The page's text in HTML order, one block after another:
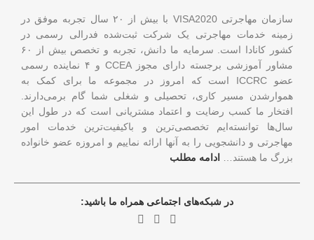
سازمان مهاجرتی VISA2020 با بیش از ۲۰ سال تجربه موفق در
زمینه خدمات مهاجرتی یک شرکت ثبت‌شده فدرالی رسمی در
کشور کانادا است. سرمایه ما دانش، تجربه و تخصص بیش از ۶۰
مشاور آموزشی برجسته دارای مجوز CCEA و ۴ نماینده رسمی
عضو ICCRC است که امروز در مجموعه ما برای کمک به
هموارشدن مسیر کاری، تحصیلی و شغلی شما گام برمی‌دارند.
افتخار ما کسب رضایت و اعتماد مشتریانی است که در طول این
سال‌ها توانسته‌ایم تخصصی‌ترین و باکیفیت‌ترین خدمات امور
مهاجرتی و دانشجویی را به آنها ارائه نماییم و امروزه عضو خانواده
بزرگ ما هستند…
ادامه مطلب
در شبکه‌های اجتماعی همراه ما باشید: